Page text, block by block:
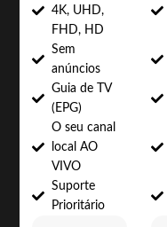
4K, UHD,
FHD, HD
Sem
anúncios
Guia de TV
(EPG)
O seu canal
local AO
VIVO
Suporte
Prioritário